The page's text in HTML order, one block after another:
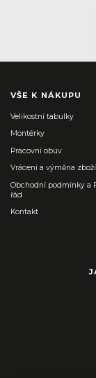
VŠE K NÁKUPU
Velikostní tabulky
Montérky
Pracovní obuv
Vrácení a výměna zboží
Obchodní podmínky a
řád
Kontakt